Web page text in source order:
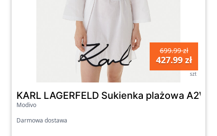
699.99 zł
427.99 zł
szt
KARL LAGERFELD Sukienka plażowa
Modivo
Darmowa dostawa